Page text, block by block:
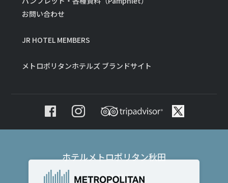
お問い合わせ
JR HOTEL MEMBERS
メトロポリタンホテルズ ブランドサイト
ホテルメトロポリタン秋田
〒010-8530